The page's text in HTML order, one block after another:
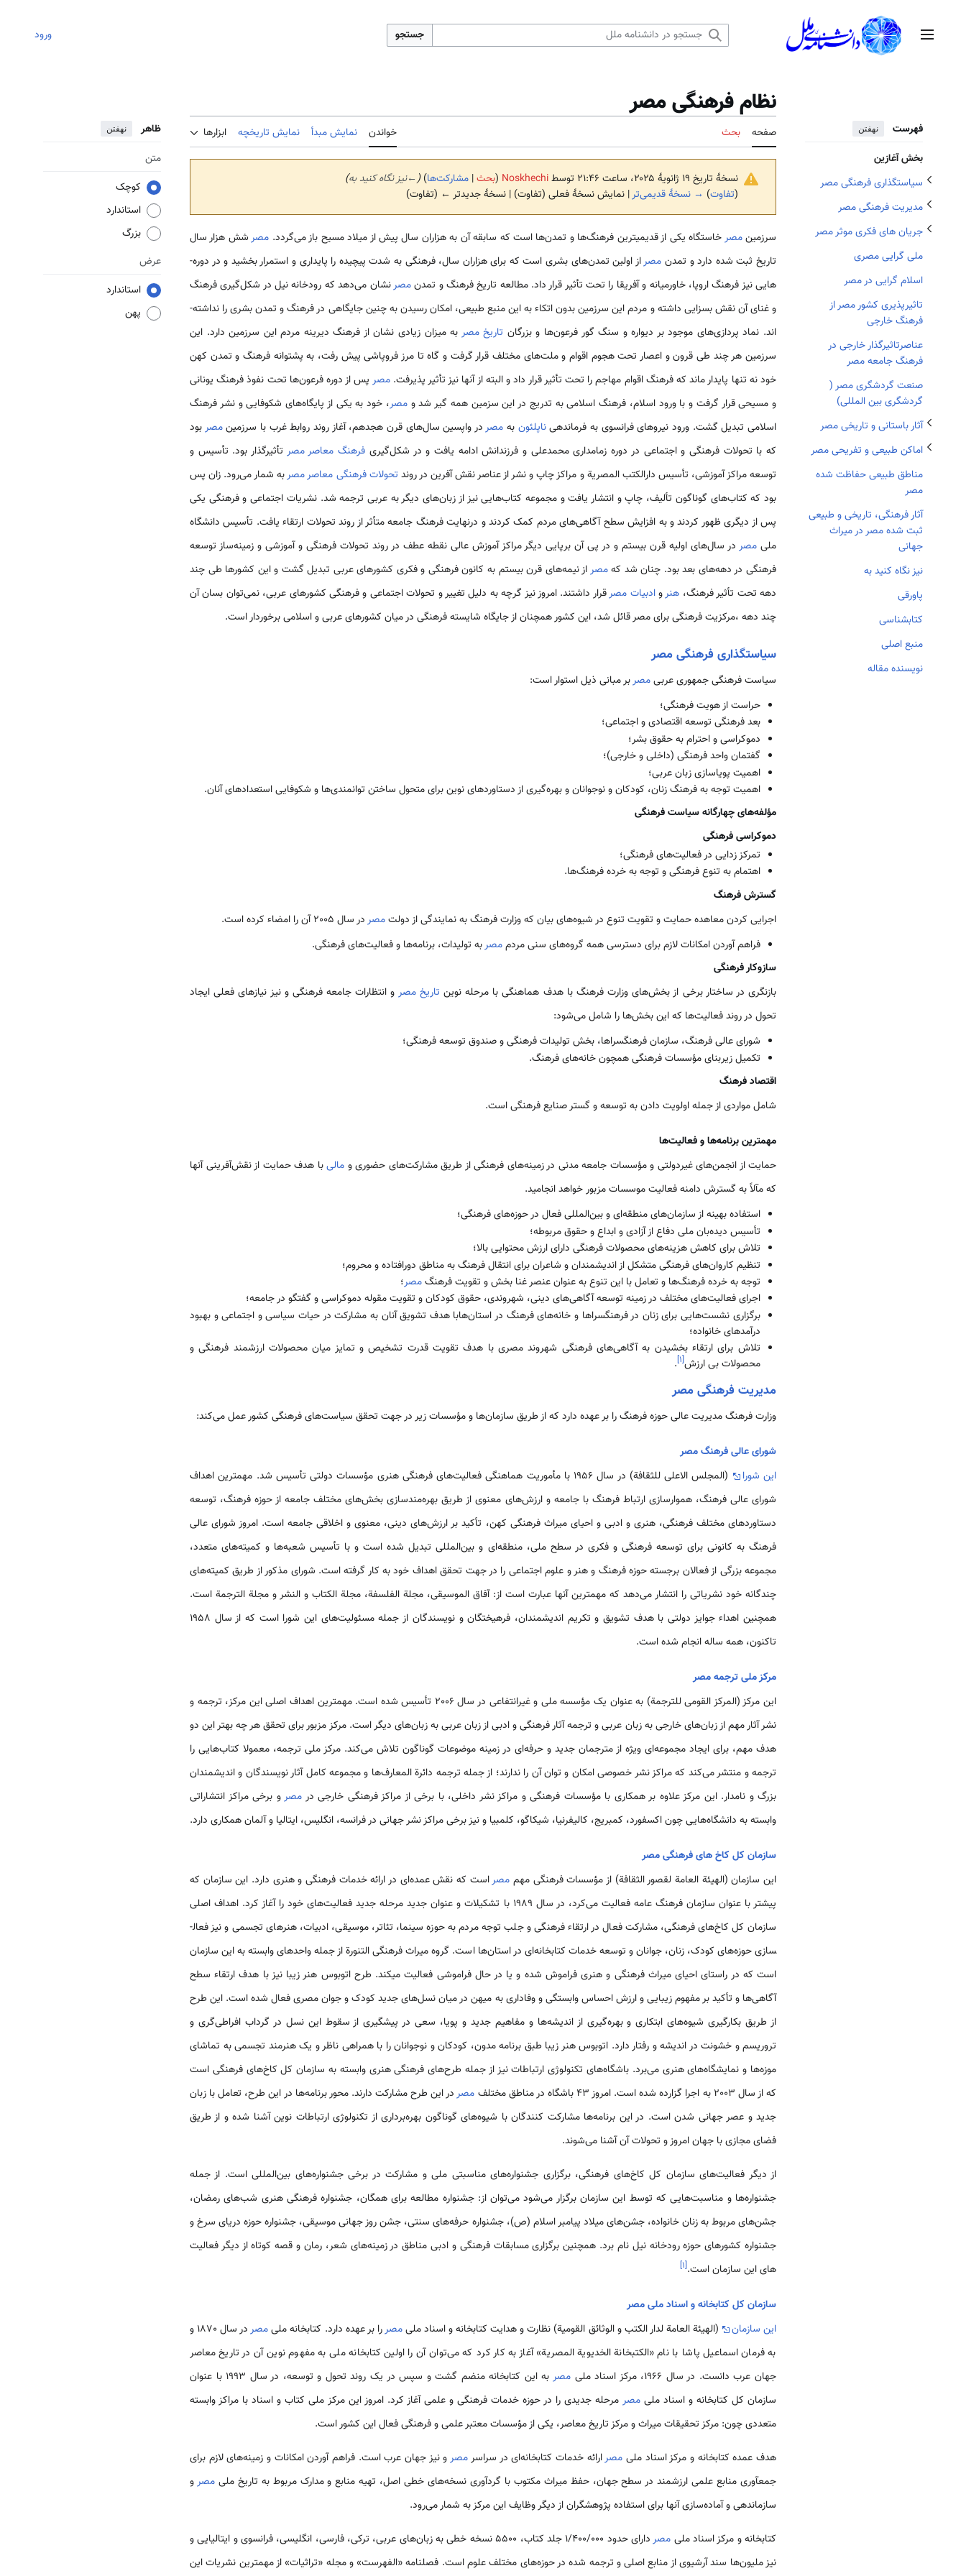
منوی اصلی جستجو ورود
فهرست نهفتن
بخش آغازین
سیاستگذاری فرهنگی مصر
تغییر وضعیت زیربخش‌های سیاستگذاری فرهنگی مصر
مدیریت فرهنگی مصر
تغییر وضعیت زیربخش‌های مدیریت فرهنگی مصر
جریان های فکری موثر مصر
تغییر وضعیت زیربخش‌های جریان های فکری موثر مصر
ملی گرایی مصری
اسلام گرایی در مصر
تاثيرپذیری کشور مصر از
فرهنگ خارجی
عناصرتاثیرگذار خارجی در
فرهنگ جامعه مصر
صنعت گردشگری مصر (
گردشگری بین المللی)
آثار باستانی و تاریخی مصر
تغییر وضعیت زیربخش‌های آثار باستانی و تاریخی مصر
اماکن طبیعی و تفریحی مصر
تغییر وضعیت زیربخش‌های اماکن طبیعی و تفریحی مصر
مناطق طبیعی حفاظت شده
مصر
آثار فرهنگی، تاريخی و طبيعی
ثبت شده مصر در ميراث
جهانی
نیز نگاه کنید به
پاورقی
کتابشناسی
منبع اصلی
نویسنده مقاله
نظام فرهنگی مصر
صفحه بحث خواندن نمایش مبدأ نمایش تاریخچه ابزارها ظاهر نهفتن
متن
کوچک
استاندارد
بزرگ
عرض
استاندارد
پهن
نسخهٔ تاریخ ‏۱۹ ژانویهٔ ۲۰۲۵، ساعت ۲۱:۴۶ توسط Noskhechi
(بحث| مشارکت‌ها)
(
←نیز نگاه کنید به)
(تفاوت) → نسخهٔ قدیمی‌تر| نمایش نسخهٔ فعلی (تفاوت) | نسخهٔ جدیدتر ← (تفاوت)
سرزمینمصرخاستگاه یکی از قدیمی­ترین فرهنگ‌­ها و تمدن‌­ها است که سابقه آن به هزاران سال پیش از میلاد مسیح باز می­‌گردد. مصرشش هزار سال
تاریخ ثبت شده دارد و تمدن مصراز اولین تمدن­‌های بشری است که برای هزاران سال، فرهنگی به شدت پیچیده را پایداری و استمرار بخشید و در دوره‌­
هایی نیز فرهنگ اروپا، خاورمیانه و آفریقا را تحت تأثیر قرار داد. مطالعه تاریخ فرهنگ و تمدنمصرنشان می‌­دهد که رودخانه نیل در شکل‌­گیری فرهنگ
و غنای آن نقش بسزایی داشته و مردم این سرزمین بدون اتکاء به این منبع طبیعی، امکان رسیدن به چنین جایگاهی در فرهنگ و تمدن بشری را نداشته‌­
اند. نماد پردازی‌های موجود بر دیواره و سنگ گور فرعون­‌ها و بزرگان تاریخ مصر به میزان زیادی نشان از فرهنگ دیرینه مردم این سرزمین دارد. این
سرزمین هر چند طی قرون و اعصار تحت هجوم اقوام و ملت­‌های مختلف قرار گرفت و گاه تا مرز فروپاشی پیش رفت، به پشتوانه فرهنگ و تمدن کهن
خود نه تنها پایدار ماند که فرهنگ اقوام مهاجم را تحت تأثیر قرار داد و البته از آنها نیز تأثیر پذیرفت.مصر پس از دوره فرعون­‌ها تحت نفوذ فرهنگ یونانی
و مسیحی قرار گرفت و با ورود اسلام، فرهنگ اسلامی به تدریج در این سزمین همه گیر شد ومصر، خود به یکی از پایگاه‌­های شکوفایی و نشر فرهنگ
اسلامی تبدیل گشت. ورود نیروهای فرانسوی به فرماندهیناپلئون به مصردر واپسین سال­‌های قرن هجدهم، آغاز روند روابط غرب با سرزمینمصربود
که با تحولات فرهنگی و اجتماعی در دوره زمامداری محمدعلی و فرزندانش ادامه یافت و در شکل‌­گیری فرهنگ معاصر مصر تأثیرگذار بود. تأسیس و
توسعه مراکز آموزشی، تأسیس دارالکتب المصریة و مراکز چاپ و نشر از عناصر نقش آفرین در روند تحولات فرهنگی معاصر مصربه شمار می‌­رود. زان پس
بود که کتاب‌­های گوناگون تألیف، چاپ و انتشار یافت و مجموعه کتاب­‌هایی نیز از زبان‌­های دیگر به عربی ترجمه شد. نشریات اجتماعی و فرهنگی یکی
پس از دیگری ظهور کردند و به افزایش سطح آگاهی­‌های مردم کمک کردند و درنهایت فرهنگ جامعه متأثر از روند تحولات ارتقاء یافت. تأسیس دانشگاه
ملی مصردر سال­‌های اولیه قرن بیستم و در پی آن برپایی دیگر مراکز آموزش عالی نقطه عطف در روند تحولات فرهنگی و آموزشی و زمینه‌­ساز توسعه
فرهنگی در دهه‌­های بعد بود. چنان شد کهمصراز نیمه­‌های قرن بیستم به کانون فرهنگی و فکری کشورهای عربی تبدیل گشت و این کشورها طی چند
دهه تحت تأثیر فرهنگ، هنروادبیات مصرقرار داشتند. امروز نیز گرچه به دلیل تغییر و تحولات اجتماعی و فرهنگی کشورهای عربی، نمی‌­توان بسان آن
چند دهه ،مرکزیت فرهنگی برای مصر قائل شد، این کشور همچنان از جایگاه شایسته فرهنگی در میان کشورهای عربی و اسلامی برخوردار است.
سیاستگذاری فرهنگی مصر
سیاست فرهنگی جمهوری عربیمصربر مبانی ذیل استوار است:
حراست از هویت فرهنگی؛
بعد فرهنگی توسعه اقتصادی و اجتماعی؛
دموکراسی و احترام به حقوق بشر؛
گفتمان واحد فرهنگی (داخلی و خارجی)؛
اهمیت پویاسازی زبان عربی؛
اهمیت توجه به فرهنگ زنان، کودکان و نوجوانان و بهره­‌گیری از دستاوردهای نوین برای متحول ساختن توانمندی­‌ها و شکوفایی استعدادهای آنان.
مؤلفه‌­های چهارگانه سیاست فرهنگی
دموکراسی فرهنگی
تمرکز زدایی در فعالیت­‌های فرهنگی؛
اهتمام به تنوع فرهنگی و توجه به خرده فرهنگ­‌ها.
گسترش فرهنگ
اجرایی کردن معاهده حمایت و تقویت تنوع در شیوه‌­های بیان که وزارت فرهنگ به نمایندگی از دولتمصردر سال 2005 آن را امضاء کرده است.
فراهم آوردن امکانات لازم برای دسترسی همه گروه‌­های سنی مردممصربه تولیدات، برنامه‌­ها و فعالیت­‌های فرهنگی.
سازوکار فرهنگی
بازنگری در ساختار برخی از بخش‌­های وزارت فرهنگ با هدف هماهنگی با مرحله نوین تاریخ مصر و انتظارات جامعه فرهنگی و نیز نیازهای فعلی ایجاد
تحول در روند فعالیت‌­ها که این بخش‌­ها را شامل می‌­شود:
شورای عالی فرهنگ، سازمان فرهنگسراها، بخش تولیدات فرهنگی و صندوق توسعه فرهنگی؛
تکمیل زیربنای مؤسسات فرهنگی همچون خانه‌­های فرهنگ.
اقتصاد فرهنگ
شامل مواردی از جمله اولویت دادن به توسعه و گستر صنایع فرهنگی است.
مهمترین برنامه­‌ها و فعالیت­‌ها
حمایت از انجمن‌­های غیردولتی و مؤسسات جامعه مدنی در زمینه‌­های فرهنگی از طریق مشارکت‌­های حضوری و مالیبا هدف حمایت از نقش­‌آفرینی آنها
که مآلاً به گسترش دامنه فعالیت موسسات مزبور خواهد انجامید.
استفاده بهینه از سازمان­‌های منطقه‌­ای و بین­‌المللی فعال در حوزه­‌های فرهنگی؛
تأسیس دیده‌­بان ملی دفاع از آزادی و ابداع و حقوق مربوطه؛
تلاش برای کاهش هزینه‌­های محصولات فرهنگی دارای ارزش محتوایی بالا؛
تنظیم کاروان­‌های فرهنگی متشکل از اندیشمندان و شاعران برای انتقال فرهنگ به مناطق دورافتاده و محروم؛
توجه به خرده فرهنگ‌ها و تعامل با این تنوع به عنوان عنصر غنا بخش و تقویت فرهنگمصر؛
اجرای فعالیت­‌های مختلف در زمینه توسعه آگاهی‌­های دینی، شهروندی، حقوق کودکان و تقویت مقوله دموکراسی و گفتگو در جامعه؛
برگزاری نشست­‌هایی برای زنان در فرهنگسراها و خانه‌­های فرهنگ در استان­‌هابا هدف تشویق آنان به مشارکت در حیات سیاسی و اجتماعی و بهبود
درآمدهای خانواده؛
تلاش برای ارتقاء بخشیدن به آگاهی­‌های فرهنگی شهروند مصری با هدف تقویت قدرت تشخیص و تمایز میان محصولات ارزشمند فرهنگی و
محصولات بی­ ارزش[۱]
.
مدیریت فرهنگی مصر
وزارت فرهنگ مدیریت عالی حوزه فرهنگ را بر عهده دارد که از طریق سازمان­‌ها و مؤسسات زیر در جهت تحقق سیاست‌­های فرهنگی کشور عمل می‌­کند:
شورای عالی فرهنگ مصر
این شورا
(المجلس الاعلی للثقافة) در سال 1956 با مأموریت هماهنگی فعالیت‌­های فرهنگی هنری مؤسسات دولتی تأسیس شد. مهمترین اهداف
شورای عالی فرهنگ، هموارسازی ارتباط فرهنگ با جامعه و ارزش‌­های معنوی از طریق بهره­‌مندسازی بخش‌­های مختلف جامعه از حوزه فرهنگ، توسعه
دستاوردهای مختلف فرهنگی، هنری و ادبی و احیای میراث فرهنگی کهن، تأکید بر ارزش‌­های دینی، معنوی و اخلاقی جامعه است. امروز شورای عالی
فرهنگ به کانونی برای توسعه فرهنگی و فکری در سطح ملی، منطقه‌­ای و بین‌­المللی تبدیل شده است و با تأسیس شعبه­‌ها و کمیته­‌های متعدد،
مجموعه بزرگی از فعالان برجسته حوزه فرهنگ و هنر و علوم اجتماعی را در جهت تحقق اهداف خود به کار گرفته است. شورای مذکور از طریق کمیته­‌های
چندگانه خود نشریاتی را انتشار می‌­دهد که مهمترین آنها عبارت است از: آفاق الموسیقی، مجلة الفلسفة، مجلة الکتاب و النشر و مجلة الترجمة است.
همچنین اهداء جوایز دولتی با هدف تشویق و تکریم اندیشمندان، فرهیختگان و نویسندگان از جمله مسئولیت‌­های این شورا است که از سال 1958
تاکنون، همه ساله انجام شده است.
مرکز ملی ترجمه مصر
این مرکز (المرکز القومی للترجمة) به عنوان یک مؤسسه ملی و غیرانتفاعی در سال 2006 تأسیس شده است. مهمترین اهداف اصلی این مرکز، ترجمه و
نشر آثار مهم از زبان‌­های خارجی به زبان عربی و ترجمه آثار فرهنگی و ادبی از زبان عربی به زبان‌های دیگر است. مرکز مزبور برای تحقق هر چه بهتر این دو
هدف مهم، برای ایجاد مجموعه‌­ای ویژه از مترجمان جدید و حرفه­‌ای در زمینه موضوعات گوناگون تلاش می­‌کند. مرکز ملی ترجمه، معمولا کتاب­‌هایی را
ترجمه و منتشر می‌­کند که مراکز نشر خصوصی امکان و توان آن را ندارند؛ از جمله ترجمه دائرة المعارف‌­ها و مجموعه کامل آثار نویسندگان و اندیشمندان
بزرگ و نامدار. این مرکز علاوه بر همکاری با مؤسسات فرهنگی و مراکز نشر داخلی، با برخی از مراکز فرهنگی خارجی در مصرو برخی مراکز انتشاراتی
وابسته به دانشگاه‌­هایی چون اکسفورد، کمبریج، کالیفرنیا، شیکاگو، کلمبیا و نیز برخی مراکز نشر جهانی در فرانسه، انگلیس، ایتالیا و آلمان همکاری دارد.
سازمان کل کاخ های فرهنگی مصر
این سازمان (الهیئة العامة لقصور الثقافة) از مؤسسات فرهنگی مهم مصراست که نقش عمده‌­ای در ارائه خدمات فرهنگی و هنری دارد. این سازمان که
پیشتر با عنوان سازمان فرهنگ عامه فعالیت می‌­کرد، در سال 1989 با تشکیلات و عنوان جدید مرحله جدید فعالیت­‌های خود را آغاز کرد. اهداف اصلی
سازمان کل کاخ‌­های فرهنگی، مشارکت فعال در ارتقاء فرهنگی و جلب توجه مردم به حوزه سینما، تئاتر، موسیقی، ادبیات، هنرهای تجسمی و نیز فعال­
سازی حوزه‌­های کودک، زنان، جوانان و توسعه خدمات کتابخانه‌­ای در استان­‌ها است. گروه میراث فرهنگی التنورة از جمله واحدهای وابسته به این سازمان
است که در راستای احیای میراث فرهنگی و هنری فراموش شده و یا در حال فراموشی فعالیت می­کند. طرح اتوبوس هنر زیبا نیز با هدف ارتقاء سطح
آگاهی­‌ها و تأکید بر مفهوم زیبایی و ارزش احساس وابستگی و وفاداری به میهن در میان نسل­‌های جدید کودک و جوان مصری فعال شده است. این طرح
از طریق بکارگیری شیوه‌­های ابتکاری و بهره‌­گیری از اندیشه­‌ها و مفاهیم جدید و پویا، سعی در پیشگیری از سقوط این نسل در گرداب افراطی­‌گری و
تروریسم و خشونت در اندیشه و رفتار دارد. اتوبوس هنر زیبا طبق برنامه مدون، کودکان و نوجوانان را با همراهی ناظر و یک هنرمند تجسمی به تماشای
موزه­‌ها و نمایشگاه‌­های هنری می­‌برد. باشگاه‌­های تکنولوژی ارتباطات نیز از جمله طرح‌­های فرهنگی هنری وابسته به سازمان کل کاخ‌­های فرهنگی است
که از سال 2003 به اجرا گزارده شده است. امروز 43 باشگاه در مناطق مختلف
مصردر این طرح مشارکت دارند. محور برنامه‌­ها در این طرح، تعامل با زبان
جدید و عصر جهانی شدن است. در این برنامه­‌ها مشارکت کنندگان با شیوه­‌های گوناگون بهره‌­برداری از تکنولوژی ارتباطات نوین آشنا شده و از طریق
فضای مجازی با جهان امروز و تحولات آن آشنا می‌­شوند.
از دیگر فعالیت­‌های سازمان کل کاخ­‌های فرهنگی، برگزاری جشنواره­‌های مناسبتی ملی و مشارکت در برخی جشنواره­‌های بین‌­المللی است. از جمله
جشنواره‌­ها و مناسبت­‌هایی که توسط این سازمان برگزار می‌­شود می‌­توان از: جشنواره مطالعه برای همگان، جشنواره فرهنگی هنری شب­‌های رمضان،
جشن‌­های مربوط به زنان خانواده، جشن­‌های میلاد پیامبر اسلام (ص)، جشنواره حرفه‌­های سنتی، جشن روز جهانی موسیقی، جشنواره حوزه دریای سرخ و
جشنواره کشورهای حوزه رودخانه نیل نام برد. همچنین برگزاری مسابقات فرهنگی و ادبی مناطق در زمینه‌­های شعر، رمان و قصه کوتاه از دیگر فعالیت­‌
های این سازمان است.[۱]
سازمان کل کتابخانه و اسناد ملی مصر
این سازمان
(الهیئة العامة لدار الکتب و الوثائق القومیة) نظارت و هدایت کتابخانه و اسناد ملیمصررا بر عهده دارد. کتابخانه ملیمصر
در سال 1870 و
به فرمان اسماعیل پاشا با نام «الکتبخانة الخدیویة المصریة» آغاز به کار کرد که می‌­توان آن را اولین کتابخانه ملی به مفهوم نوین آن در تاریخ معاصر
جهان عرب دانست. در سال 1966، مرکز اسناد ملی
مصر
به این کتابخانه منضم گشت و سپس در یک روند تحول و توسعه، در سال 1993 با عنوان
سازمان کل کتابخانه و اسناد ملیمصر مرحله جدیدی را در حوزه خدمات فرهنگی و علمی آغاز کرد. امروز این مرکز ملی کتاب و اسناد با مراکز وابسته
متعددی چون: مرکز تحقیقات میراث و مرکز تاریخ معاصر، یکی از مؤسسات معتبر علمی و فرهنگی فعال این کشور است.
هدف عمده کتابخانه و مرکز اسناد ملی مصرارائه خدمات کتابخانه‌­ای در سراسرمصرو نیز جهان عرب است. فراهم آوردن امکانات و زمینه‌­های لازم برای
جمع­آوری منابع علمی ارزشمند در سطح جهان، حفظ میراث مکتوب با گردآوری نسخه­‌های خطی اصل، تهیه منابع و مدارک مربوط به تاریخ ملیمصرو
سازماندهی و آماده­‌سازی آنها برای استفاده پژوهشگران از دیگر وظایف این مرکز به شمار می‌­رود.
کتابخانه و مرکز اسناد ملی مصر
دارای حدود 1/400/000 جلد کتاب، 5500 نسخه خطی به زبان­‌های عربی، ترکی، فارسی، انگلیسی، فرانسوی و ایتالیایی و
نیز ملیون­‌ها سند آرشیوی از منابع اصلی و ترجمه شده در حوزه­‌های مختلف علوم است. فصلنامه «الفهرست» و مجله «تراثیات» از مهمترین نشریات این